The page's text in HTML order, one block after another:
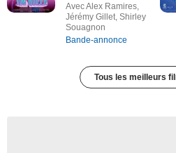
Avec Alex Ramires,
Jérémy Gillet, Shirley
Souagnon
Bande-annonce
Tous les meilleurs